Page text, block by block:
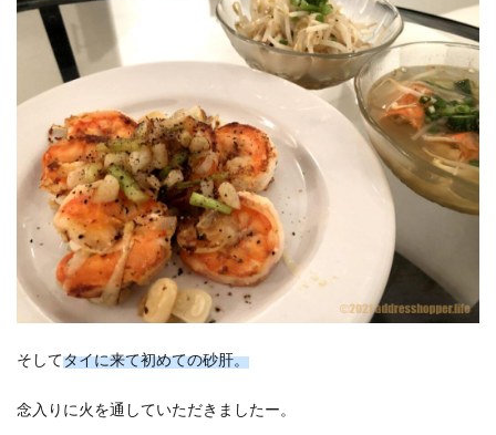
そしてタイに来て初めての砂肝。
念入りに火を通していただきましたー。